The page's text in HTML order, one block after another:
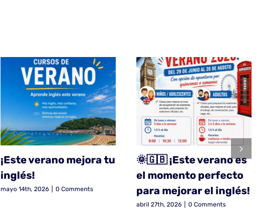
¡Este verano mejora tu
inglés!
mayo 14th, 2026 0 Comments
🌞🇬🇧 ¡Este verano es
el momento perfecto
para mejorar el inglés!
abril 27th, 2026 0 Comments